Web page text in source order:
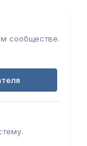
сообществе.